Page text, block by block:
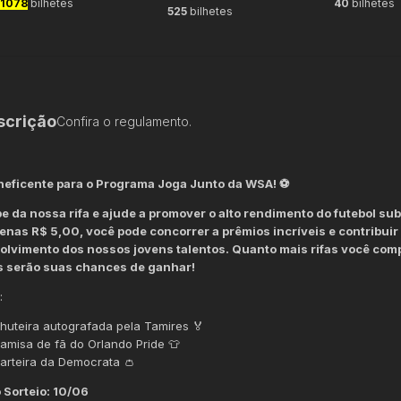
1078 bilhetes
525 bilhetes
40 bilhetes
Confira o regulamento.
para o Programa Joga Junto da WSA! ⚽️
da nossa rifa e ajude a promover o alto rendimento do futebol
R$ 5,00, você pode concorrer a prêmios incríveis e contribuir
dos nossos jovens talentos. Quanto mais rifas você
serão suas chances de ganhar!
autografada pela Tamires 🏅
de fã do Orlando Pride 👕
da Democrata 👛
Sorteio: 10/06